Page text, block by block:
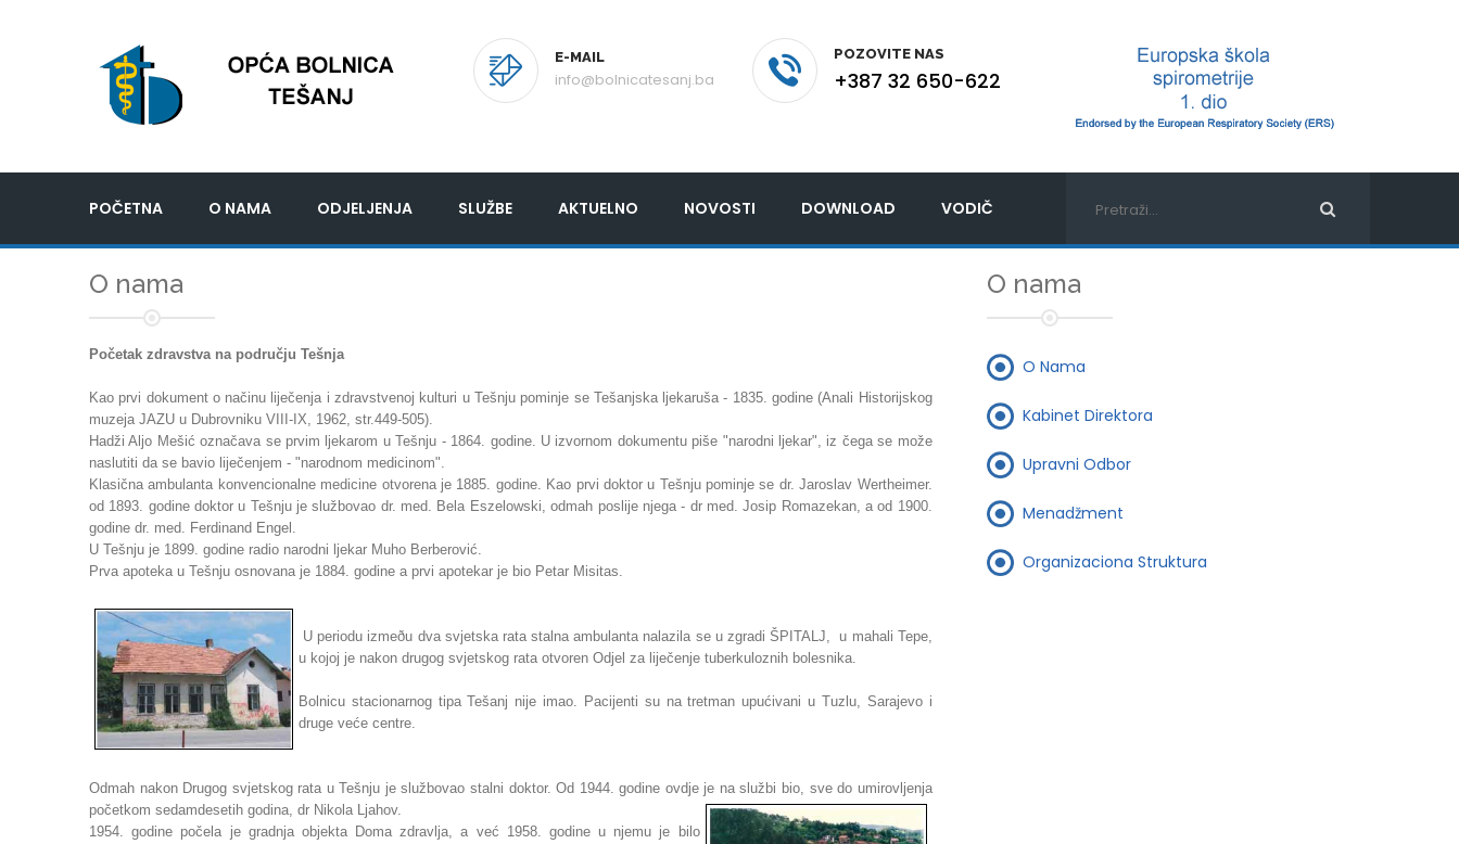
E-MAIL
info@bolnicatesanj.ba
POZOVITE NAS
+387 32 650-622
POČETNA O NAMA ODJELJENJA SLUŽBE AKTUELNO NOVOSTI DOWNLOAD VODIČ
O nama
Početak zdravstva na području Tešnja
Kao prvi dokument o načinu liječenja i zdravstvenoj kulturi u Tešnju pominje se Tešanjska ljekaruša - 1835. godine (Anali Historijskog
muzeja JAZU u Dubrovniku VIII-IX, 1962, str.449-505).
Hadži Aljo Mešić označava se prvim ljekarom u Tešnju - 1864. godine. U izvornom dokumentu piše "narodni ljekar", iz čega se može
naslutiti da se bavio liječenjem - "narodnom medicinom".
Klasična ambulanta konvencionalne medicine otvorena je 1885. godine. Kao prvi doktor u Tešnju pominje se dr. Jaroslav Wertheimer.
od 1893. godine doktor u Tešnju je službovao dr. med. Bela Eszelowski, odmah poslije njega - dr med. Josip Romazekan, a od 1900.
godine dr. med. Ferdinand Engel.
U Tešnju je 1899. godine radio narodni ljekar Muho Berberović.
Prva apoteka u Tešnju osnovana je 1884. godine a prvi apotekar je bio Petar Misitas.
U periodu izmeðu dva svjetska rata stalna ambulanta nalazila se u zgradi ŠPITALJ, u mahali Tepe,
u kojoj je nakon drugog svjetskog rata otvoren Odjel za liječenje tuberkuloznih bolesnika.
Bolnicu stacionarnog tipa Tešanj nije imao. Pacijenti su na tretman upućivani u Tuzlu, Sarajevo i
druge veće centre.
Odmah nakon Drugog svjetskog rata u Tešnju je službovao stalni doktor. Od 1944. godine ovdje je na službi bio, sve do umirovljenja
početkom sedamdesetih godina, dr Nikola Ljahov.
1954. godine počela je gradnja objekta Doma zdravlja, a već 1958. godine u njemu je bilo
O nama
O Nama
Kabinet Direktora
Upravni Odbor
Menadžment
Organizaciona Struktura